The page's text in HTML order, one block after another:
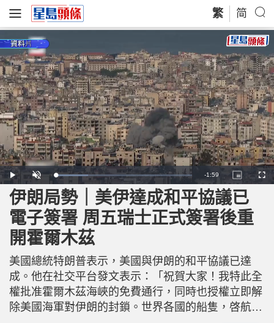
繁 简
P
l
a
y
U
n
m
u
t
e
L
o
a
d
e
d
:
2
4
.
0
7
R
e
m
n
-1:59
P
i
c
t
u
r
e
-
i
c
t
r
e
F
u
伊朗局勢｜美伊達成和平協議已
電子簽署 周五瑞士正式簽署後重
開霍爾木茲
美國總統特朗普表示，美國與伊朗的和平協議已達
成。他在社交平台發文表示：「祝賀大家！我特此全
權批准霍爾木茲海峽的免費通行，同時也授權立即解
除美國海軍對伊朗的封鎖。世界各國的船隻，啓航